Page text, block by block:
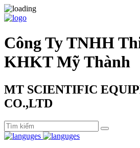
Công Ty TNHH
KHKT Mỹ Thành
MT SCIENTIFIC
CO.,LTD